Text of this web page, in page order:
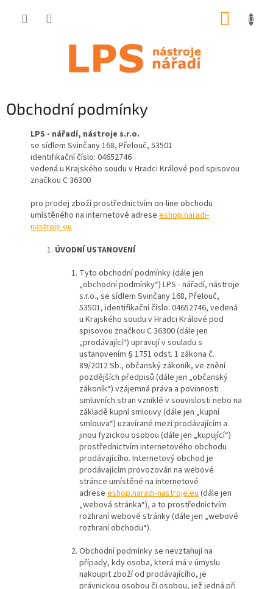
Obchodní podmínky
LPS - nářadí, nástroje s.r.o.
se sídlem Svinčany 168, Přelouč, 53501
identifikační číslo: 04652746
vedená u Krajského soudu v Hradci Králové pod spisovou
značkou C 36300
pro prodej zboží prostřednictvím on-line obchodu
umístěného na internetové adrese eshop.naradi-
nastroje.eu
ÚVODNÍ USTANOVENÍ
Tyto obchodní podmínky (dále jen
„obchodní podmínky“) LPS - nářadí, nástroje
s.r.o., se sídlem Svinčany 168, Přelouč,
53501, identifikační číslo: 04652746, vedená
u Krajského soudu v Hradci Králové pod
spisovou značkou C 36300 (dále jen
„prodávající“) upravují v souladu s
ustanovením § 1751 odst. 1 zákona č.
89/2012 Sb., občanský zákoník, ve znění
pozdějších předpisů (dále jen „občanský
zákoník“) vzájemná práva a povinnosti
smluvních stran vzniklé v souvislosti nebo na
základě kupní smlouvy (dále jen „kupní
smlouva“) uzavírané mezi prodávajícím a
jinou fyzickou osobou (dále jen „kupující“)
prostřednictvím internetového obchodu
prodávajícího. Internetový obchod je
prodávajícím provozován na webové
stránce umístěné na internetové
adrese eshop.naradi-nastroje.eu(dále jen
„webová stránka“), a to prostřednictvím
rozhraní webové stránky (dále jen „webové
rozhraní obchodu“).
Obchodní podmínky se nevztahují na
případy, kdy osoba, která má v úmyslu
nakoupit zboží od prodávajícího, je
právnickou osobou či osobou, jež jedná při